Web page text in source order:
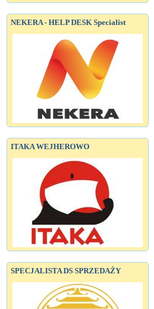
NEKERA - HELP DESK Specialist
ITAKA WEJHEROWO
SPECJALISTA DS SPRZEDAŻY